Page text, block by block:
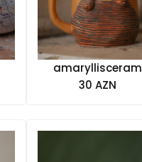
amaryllisceram
30 AZN